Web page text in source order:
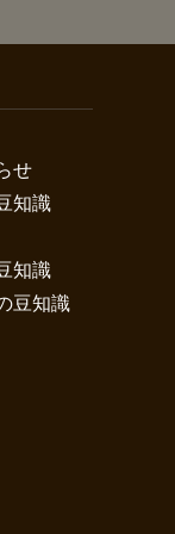
せ
知識
知識
豆知識